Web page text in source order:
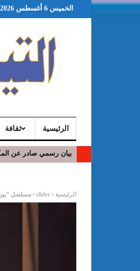
الخميس 6 أغسطس 2026
الرئيسية ثقافة
بيان رسمي صادر عن
الرئيسية slider مسلسل ”بين